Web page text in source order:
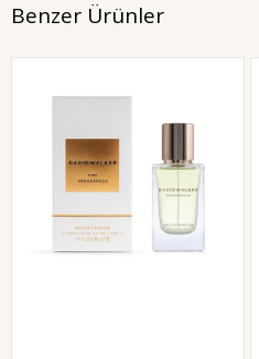
Benzer Ürünler